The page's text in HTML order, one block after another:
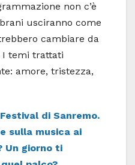
non c’è
usciranno come
cambiare da
I temi trattati
amore, tristezza,
di Sanremo.
sulla musica ai
Un giorno ti